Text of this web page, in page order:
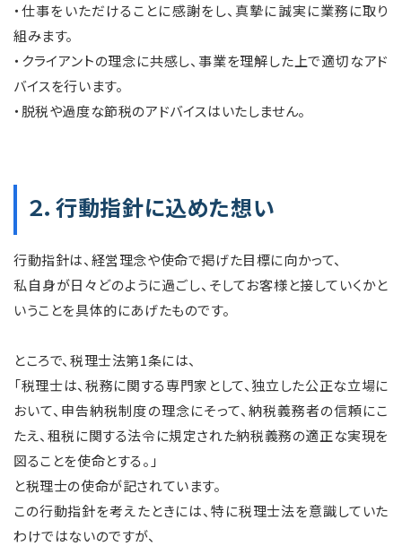
・仕事をいただけることに感謝をし、真摯に誠実に業務に取り
組みます。
・クライアントの理念に共感し、事業を理解した上で適切なアド
バイスを行います。
・脱税や過度な節税のアドバイスはいたしません。
２．行動指針に込めた想い
行動指針は、経営理念や使命で掲げた目標に向かって、
私自身が日々どのように過ごし、そしてお客様と接していくかと
いうことを具体的にあげたものです。
ところで、税理士法第1条には、
「税理士は、税務に関する専門家として、独立した公正な立場に
おいて、申告納税制度の理念にそって、納税義務者の信頼にこ
たえ、租税に関する法令に規定された納税義務の適正な実現を
図ることを使命とする。」
と税理士の使命が記されています。
この行動指針を考えたときには、特に税理士法を意識していた
わけではないのですが、